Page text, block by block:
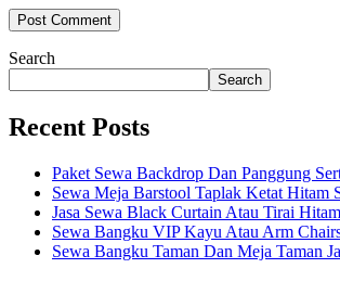
Search
Search
Recent Posts
Paket Sewa Backdrop Dan Panggung
Sewa Meja Barstool Taplak Ketat Hitam
Jasa Sewa Black Curtain Atau Tirai
Sewa Bangku VIP Kayu Atau Arm
Sewa Bangku Taman Dan Meja Taman